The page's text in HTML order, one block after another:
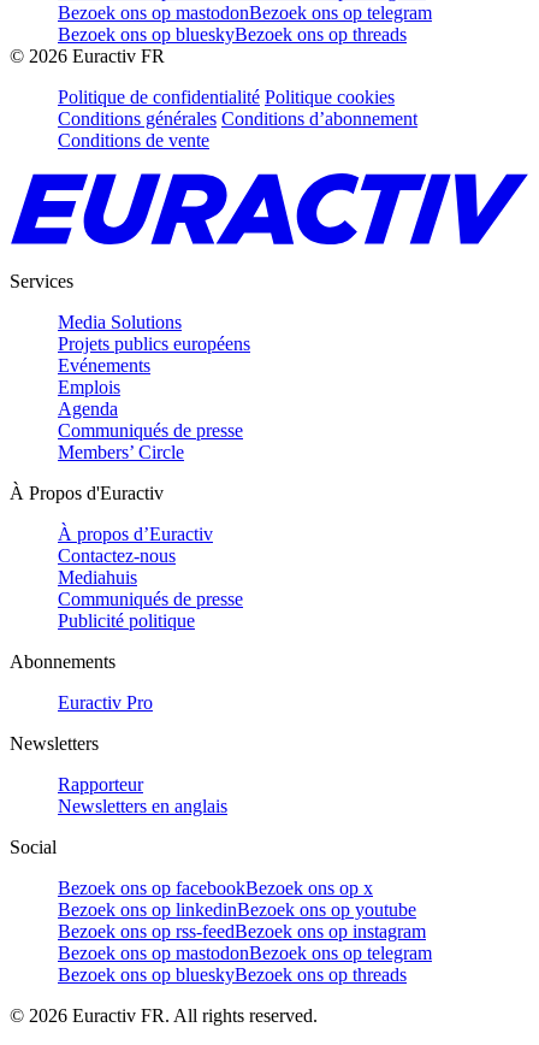
Bezoek ons op mastodonBezoek ons op telegram
Bezoek ons op blueskyBezoek ons op threads
© 2026 Euractiv FR
Politique de confidentialité Politique cookies
Conditions générales Conditions d’abonnement
Conditions de vente
Services
Media Solutions
Projets publics européens
Evénements
Emplois
Agenda
Communiqués de presse
Members’ Circle
À Propos d'Euractiv
À propos d’Euractiv
Contactez-nous
Mediahuis
Communiqués de presse
Publicité politique
Abonnements
Euractiv Pro
Newsletters
Rapporteur
Newsletters en anglais
Social
Bezoek ons op facebookBezoek ons op x
Bezoek ons op linkedinBezoek ons op youtube
Bezoek ons op rss-feedBezoek ons op instagram
Bezoek ons op mastodonBezoek ons op telegram
Bezoek ons op blueskyBezoek ons op threads
© 2026 Euractiv FR. All rights reserved.